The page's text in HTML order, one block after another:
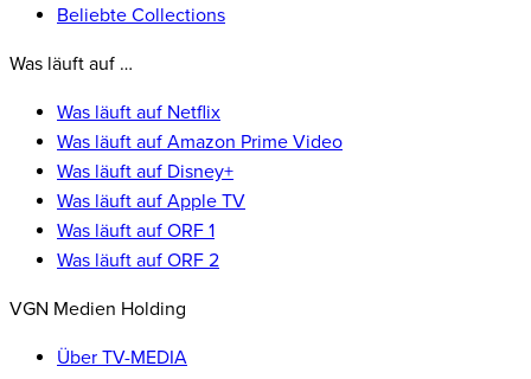
Beliebte Collections
Was läuft auf …
Was läuft auf Netflix
Was läuft auf Amazon Prime Video
Was läuft auf Disney+
Was läuft auf Apple TV
Was läuft auf ORF 1
Was läuft auf ORF 2
VGN Medien Holding
Über TV-MEDIA